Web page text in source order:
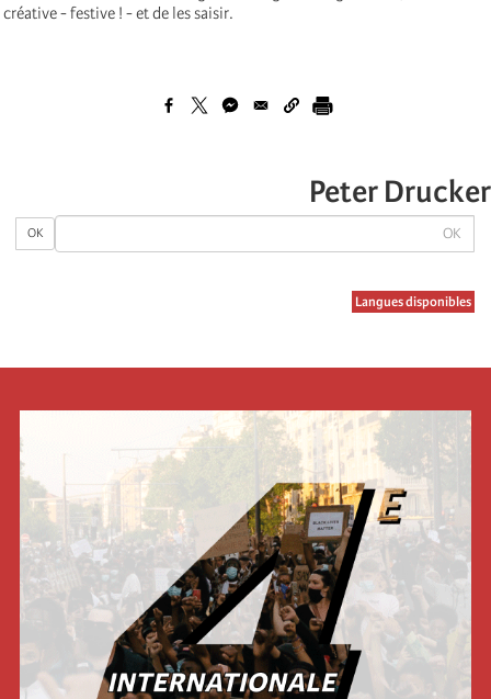
OK
OK
Langues disponibles
créative - festive ! - et de les saisir.
Peter Drucker